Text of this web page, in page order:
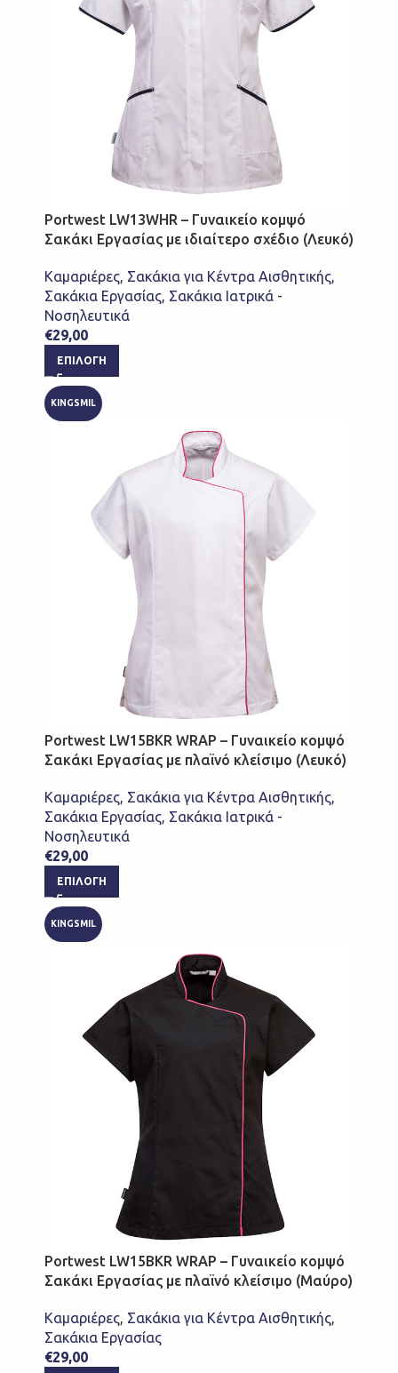
Portwest LW13WHR – Γυναικείο κομψό
Σακάκι Εργασίας με ιδιαίτερο σχέδιο (Λευκό)
Καμαριέρες, Σακάκια για Κέντρα Αισθητικής,
Σακάκια Εργασίας, Σακάκια Ιατρικά -
Νοσηλευτικά
€29,00
ΕΠΙΛΟΓΉ
KINGSMIL
Portwest LW15BKR WRAP – Γυναικείο κομψό
Σακάκι Εργασίας με πλαϊνό κλείσιμο (Λευκό)
Καμαριέρες, Σακάκια για Κέντρα Αισθητικής,
Σακάκια Εργασίας, Σακάκια Ιατρικά -
Νοσηλευτικά
€29,00
ΕΠΙΛΟΓΉ
KINGSMIL
Portwest LW15BKR WRAP – Γυναικείο κομψό
Σακάκι Εργασίας με πλαϊνό κλείσιμο (Μαύρο)
Καμαριέρες, Σακάκια για Κέντρα Αισθητικής,
Σακάκια Εργασίας
€29,00